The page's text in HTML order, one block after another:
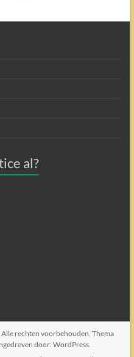
al?
Alle rechten voorbehouden. Thema
door: WordPress.